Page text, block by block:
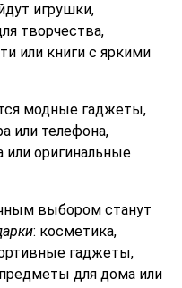
игрушки,
творчества,
или книги с яркими
модные гаджеты,
или телефона,
или оригинальные
выбором станут
: косметика,
гаджеты,
для дома или